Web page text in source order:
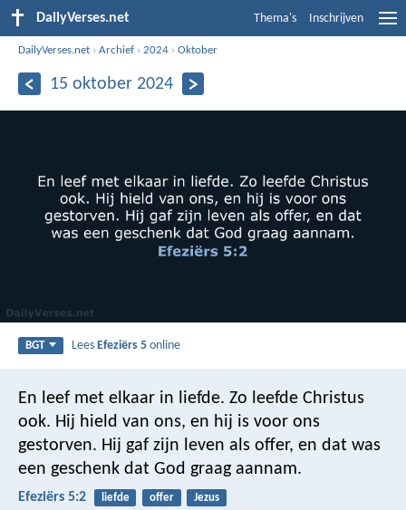
DailyVerses.net Thema's Inschrijven
DailyVerses.net ›Archief ›2024 ›Oktober
15 oktober 2024
BGT LeesEfeziërs 5 online
En leef met elkaar in liefde. Zo leefde Christus
ook. Hij hield van ons, en hij is voor ons
gestorven. Hij gaf zijn leven als offer, en dat was
een geschenk dat God graag aannam.
Efeziërs 5:2 liefde offer Jezus